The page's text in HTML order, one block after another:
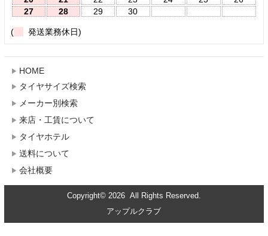
27
28 29 30
( 発送業務休日)
HOME
タイヤサイズ検索
メーカー別検索
来店・工賃について
タイヤホテル
送料について
会社概要
Copyright© 2026 All Rights Reserved.
アップルクラブ